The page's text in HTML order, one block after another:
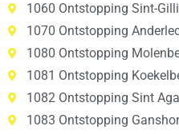
1060 Ontstopping Sint-
1070 Ontstopping
1080 Ontstopping
1081 Ontstopping
1082 Ontstopping Sint
1083 Ontstopping